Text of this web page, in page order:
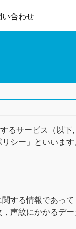
い合わせ
るサービス（以
シー」といいます
する情報であっ
声紋にかかるデ